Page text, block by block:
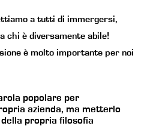
a tutti di immergersi,
chi è diversamente abile!
è molto importante per noi
popolare per
azienda, ma metterlo
propria filosofia